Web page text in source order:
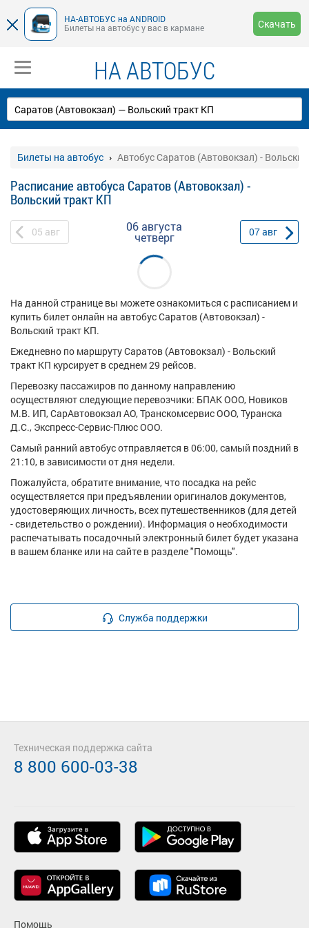
НА-АВТОБУС на ANDROID
Билеты на автобус у вас в кармане
Скачать
НА АВТОБУС
Билеты на автобус Автобус Саратов (Автовокзал) -
Расписание автобуса Саратов (Автовокзал) -
Вольский тракт КП
05 авг 06 августа
четверг 07авг
На данной странице вы можете ознакомиться с расписанием и
купить билет онлайн на автобус Саратов (Автовокзал) -
Вольский тракт КП.
Ежедневно по маршруту Саратов (Автовокзал) - Вольский
тракт КП курсирует в среднем 29 рейсов.
Перевозку пассажиров по данному направлению
осуществляют следующие перевозчики: БПАК ООО, Новиков
М.В. ИП, СарАвтовокзал АО, Транскомсервис ООО, Туранска
Д.С., Экспресс-Сервис-Плюс ООО.
Самый ранний автобус отправляется в 06:00, самый поздний в
21:10, в зависимости от дня недели.
Пожалуйста, обратите внимание, что посадка на рейс
осуществляется при предъявлении оригиналов документов,
удостоверяющих личность, всех путешественников (для детей
- свидетельство о рождении). Информация о необходимости
распечатывать посадочный электронный билет будет указана
в вашем бланке или на сайте в разделе "Помощь".
Служба поддержки
Помощь
Техническая поддержка сайта
8 800 600-03-38